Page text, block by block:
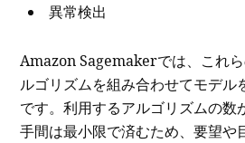
異常検出
Amazon Sagemakerでは、これ
ルゴリズムを組み合わせてモデル
です。利用するアルゴリズムの数
手間は最小限で済むため、要望や